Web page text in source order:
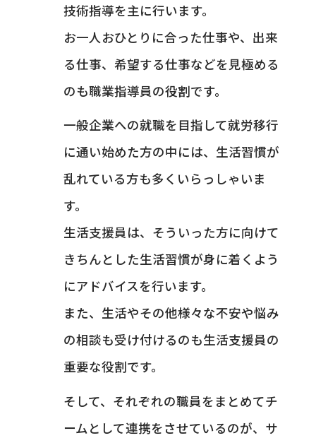
技術指導を主に行います。
お一人おひとりに合った仕事や、出来
る仕事、希望する仕事などを見極める
のも職業指導員の役割です。
一般企業への就職を目指して就労移行
に通い始めた方の中には、生活習慣が
乱れている方も多くいらっしゃいま
す。
生活支援員は、そういった方に向けて
きちんとした生活習慣が身に着くよう
にアドバイスを行います。
また、生活やその他様々な不安や悩み
の相談も受け付けるのも生活支援員の
重要な役割です。
そして、それぞれの職員をまとめてチ
ームとして連携をさせているのが、サ